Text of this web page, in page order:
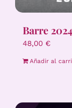
Barre
48,00 €
Añadir al